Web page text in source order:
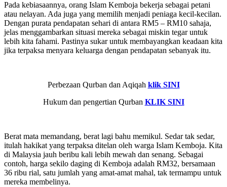
Pada kebiasaannya, orang Islam Kemboja bekerja sebagai petani
atau nelayan. Ada juga yang memilih menjadi peniaga kecil-kecilan.
Dengan purata pendapatan sehari di antara RM5 – RM10 sahaja,
jelas menggambarkan situasi mereka sebagai miskin tegar untuk
lebih kita fahami. Pastinya sukar untuk membayangkan keadaan kita
jika terpaksa menyara keluarga dengan pendapatan sebanyak itu.
Perbezaan Qurban dan Aqiqah klik SINI
Hukum dan pengertian Qurban KLIK SINI
Berat mata memandang, berat lagi bahu memikul. Sedar tak sedar,
itulah hakikat yang terpaksa ditelan oleh warga Islam Kemboja. Kita
di Malaysia jauh beribu kali lebih mewah dan senang. Sebagai
contoh, harga sekilo daging di Kemboja adalah RM32, bersamaan
36 ribu rial, satu jumlah yang amat-amat mahal, tak termampu untuk
mereka membelinya.